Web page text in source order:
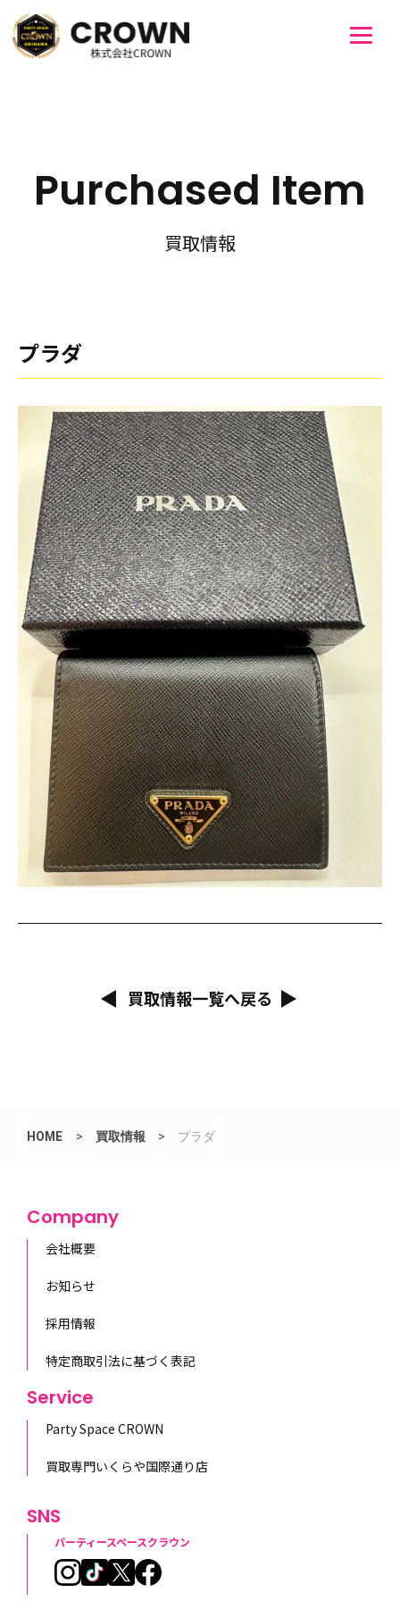
Purchased Item
買取情報
プラダ
買取情報一覧へ戻る
HOME > 買取情報 > プラダ
Company
会社概要
お知らせ
採用情報
特定商取引法に基づく表記
Service
Party Space CROWN
買取専門いくらや国際通り店
SNS
パーティースペースクラウン